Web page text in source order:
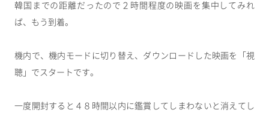
韓国までの距離だったので２時間程度の映画を集中してみれ
ば、もう到着。
機内で、機内モードに切り替え、ダウンロードした映画を「視
聴」でスタートです。
一度開封すると４８時間以内に鑑賞してしまわないと消えてし